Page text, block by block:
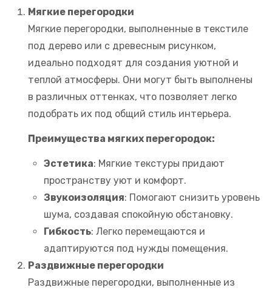
Мягкие перегородки
Мягкие перегородки, выполненные в текстиле
под дерево или с древесным рисунком,
идеально подходят для создания уютной и
теплой атмосферы. Они могут быть выполнены
в различных оттенках, что позволяет легко
подобрать их под общий стиль интерьера.
Преимущества мягких перегородок:
Эстетика: Мягкие текстуры придают
пространству уют и комфорт.
Звукоизоляция: Помогают снизить уровень
шума, создавая спокойную обстановку.
Гибкость: Легко перемещаются и
адаптируются под нужды помещения.
Раздвижные перегородки
Раздвижные перегородки, выполненные из